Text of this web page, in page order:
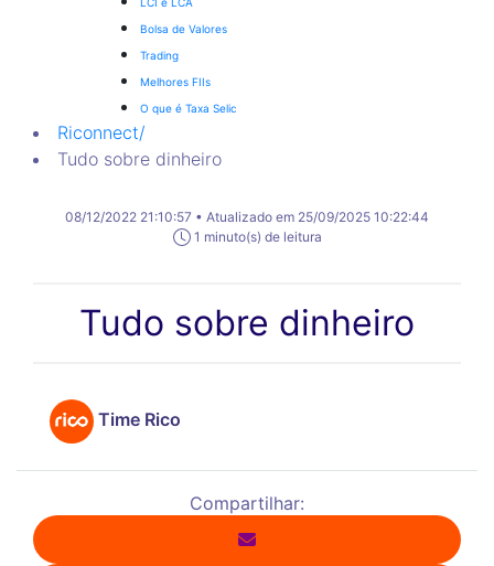
Bolsa de Valores
Trading
Melhores FIIs
O que é Taxa Selic
Riconnect/
Tudo sobre dinheiro
08/12/2022 21:10:57 • Atualizado em 25/09/2025 10:22:44
1 minuto(s) de leitura
Tudo sobre dinheiro
Time Rico
Compartilhar: